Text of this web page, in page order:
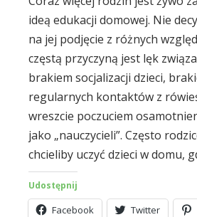
ideą edukacji domowej. Nie
na jej podjęcie z różnych
częstą przyczyną jest lęk
brakiem socjalizacji dzieci,
regularnych kontaktów z
wreszcie poczuciem
jako „nauczycieli”. Często
chcieliby uczyć dzieci w domu,
Udostępnij
Facebook Twitter